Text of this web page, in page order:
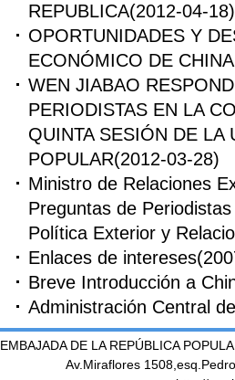
REPUBLICA(2012-04-18)
OPORTUNIDADES Y
ECONÓMICO DE CHINA
WEN JIABAO
PERIODISTAS EN LA
QUINTA SESIÓN DE LA
POPULAR(2012-03-28)
Ministro de Relaciones
Preguntas de
Política Exterior y
Enlaces de intereses
Breve Introducción a
Administración Central
EMBAJADA DE LA REPÚBLICA
Av.Miraflores